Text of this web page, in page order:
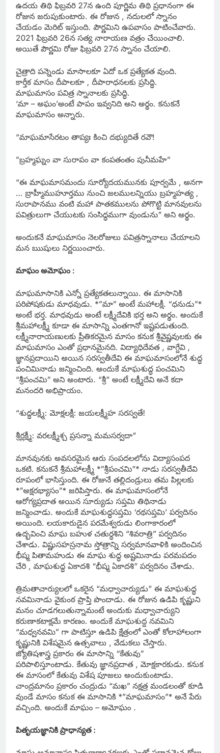
ఉదయ తిథి ఫిబ్రవరి 27న ఉంది పూర్ణిమ తిథి ప్రధానంగా ఈ
రోజున జరుపుకుంటారు. ఈ రోజున , నదులలో స్నానం
చేయడం మెరిట్ ఇస్తుంది. పౌర్ణమిని ఉపవాసం పాటించేవారు.
2021 ఫిబ్రవరి 26న సత్య నారాయణ వత్రం చేయించాలి.
అయితే పౌర్ణమి రోజు ఫిబ్రవరి 27న స్నానం చేయాలి.
చైత్రాది పన్నెండు మాసాలకూ ఏదో ఒక ప్రత్యేకత వుంది.
కార్తీక మాసం దీపాలకూ , దీపారాధనలకు ప్రసిద్ధి.
మాఘమాసం పవిత్ర స్నానాలకు ప్రసిద్ధి.
‘మా – అఘం’అంటే పాపం ఇవ్వనిది అని అర్థం. కనుకనే
మాఘమాసం అన్నారు.
“మాఘమాసేరటం తాప్యః కించి దభ్యుదితే రవౌ!
”బ్రహ్మఘ్నం వా సురాపం వా కంపతంతం పునీమహే”
“ఈ మాఘమాసమందు సూర్యోదయమునకు పూర్వమే , అనగా
… బ్రాహ్మీముహూర్తము నుంచి జలములన్నియు బ్రహ్మహత్య ,
సురాపానము వంటి మహా పాతకములను పోగొట్టి మానవులను
పవిత్రులుగా చేయుటకు సంసిద్ధముగా వుండును” అని అర్థం.
అందుకనే మాఘమాసం నెలరోజులు పవిత్రస్నానాలు చేయాలని
మన ఋషులు నిర్ణయించారు.
మాఘం అమోఘం :
మాఘమాసానికి ఎన్నో ప్రత్యేకతలున్నాయి. ఈ మాసానికి
పరిపోషకుడు మాధవుడు. *”మా” అంటే మహాలక్షీ. “ధనుడు”*
అంటే భర్త. మాధవుడు అంటే లక్ష్మీదేవికి భర్త అని అర్థం. అందుకే
శ్రీమహాలక్ష్మీ కూడా ఈ మాసాన్ని ఎంతగానో ఇష్టపడుతుంది.
లక్ష్మీనారాయణులకు ప్రీతికరమైన మాసం కనుక శ్రీవైష్ణవులకు ఈ
మాఘమాసం ఎంతో ప్రధానమైనది. విద్యాధిదేవత , వాగ్దేవి ,
జ్ఞానప్రదాయిని అయిన సరస్వతీదేవి ఈ మాఘమాసంలోనే శుద్ధ
పంచిమినాడు జన్మించింది. అందుకే మాఘశుద్ధ పంచమిని
“శ్రీపంచమి” అని అంటారు. “శ్రీ” అంటే లక్ష్మీదేవి అనే కదా
మనందరి అభిప్రాయం.
“శుద్ధలక్ష్మీ: మోక్షలక్షీ: జయలక్ష్మీహ సరస్వతే!
శ్రీర్లక్ష్మీ: వరలక్ష్మీశ్చ ప్రసన్నా మమసర్వదా”
మానవునకు అవసరమైన ఆరు సంపదలలోను విద్యాసంపద
ఒకటి. కనుకనే శ్రీమహాలక్ష్మీ *”శ్రీపంచమి”* నాడు సరస్వతీదేవి
రూపంలో భాసిస్తుంది. ఈ రోజునే తల్లిదండ్రులు తమ పిల్లలకు
*”అక్షరభ్యాసం”* జరిపిస్తారు. ఈ మాఘమాసంలోనే
ఆరోగ్యప్రదాత అయిన సూర్యుడు సప్తమి తిథినాడు
జన్మించాడు. అందుకే మాఘశుద్ధసప్తమి ‘రథసప్తమి’ పర్వదినం
అయింది. లయకారుడైన పరమేశ్వరుడు లింగాకారంలో
ఉద్భవించి మాఘ బహుళ చతుర్ధశిని “శివరాత్రి” పర్వదినం
చేశాడు. విష్ణుసహస్రనామ స్తోత్రాన్ని సర్వమానవాళికి అందించిన
భీష్మ పితామహుడు ఈ మాఘ శుద్ధ అష్టమినాడు పరమపదం
చేరి , మాఘశుద్ధ ఏకాదశి “భీష్మ ఏకాదశి” పర్వదినం చేశాడు.
త్రిమతాచార్యులలో ఒకరైన “మధ్వాచార్యుడు” ఈ మాఘశుద్ధ
నవమినాడు వైకుంఠ ప్రాప్తి పొందాడు. ఈ రోజున ఉడిపి కృష్ణుని
మనం చూడగలుతున్నామంటే అందుకు మధ్వాచార్యుని
కరుణాకటాక్షమే కారణం. అందుకే మాఘశుద్ద నవమిని
“మధ్వనవమి” గా పాటిస్తూ ఉడిపి క్షేత్రంలో ఎంతో కోలాహాలంగా
కృష్ణునికి విశేషమైన ఉత్సవాలు , వేడుకలు చేస్తారు.
జ్యోతిషశాస్త్ర ప్రకారం ఈ మాసాన్ని “కేతువు”
పరిపాలిస్తూంటాడు. కేతువు జ్ఞానప్రదాత , మోక్షకారకుడు. కనుక
ఈ మాసంలో కేతువు విశేష పూజలు అందుకుంటాడు.
చాంద్రమానం ప్రకారం చంద్రుడు “మఖ” నక్షత్ర మండలంతో కూడి
వుండే మాసం కనుక ఈ మాసానికి *”మాఘమాసం”* అనే పేరు
వచ్చింది. అందుకే మాఘం – అమోఘం .
పితృయజ్ఞానికి ప్రాధాన్యత :